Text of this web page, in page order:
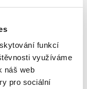
funkcí
využíváme
náš web
pro sociální
PÍSMENY.